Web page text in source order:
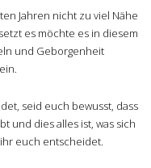
Jahren nicht zu viel Nähe
es möchte es in diesem
und Geborgenheit
seid euch bewusst, dass
und dies alles ist, was sich
euch entscheidet.